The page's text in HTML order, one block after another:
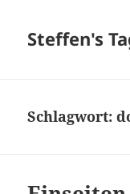
Steffen's
Schlagwort: